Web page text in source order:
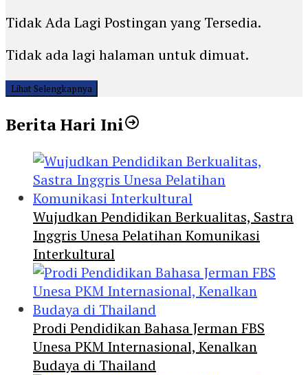
Tidak Ada Lagi Postingan yang Tersedia.
Tidak ada lagi halaman untuk dimuat.
Lihat Selengkapnya
Berita Hari Ini
Wujudkan Pendidikan Berkualitas, Sastra
Inggris Unesa Pelatihan Komunikasi
Interkultural
Prodi Pendidikan Bahasa Jerman FBS
Unesa PKM Internasional, Kenalkan
Budaya di Thailand